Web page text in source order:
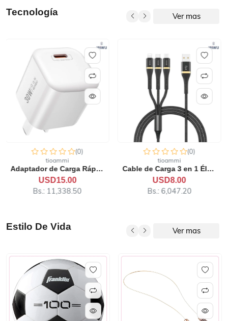
Tecnología Ver mas
(0)
tioammi
Cable de Carga 3 en 1 Élit...
USD8.00
Bs.: 6,047.20
(0)
tioammi
Cable USB C a USB C Starli...
USD3.00
Bs.: 2,267.70
Estilo De Vida Ver mas